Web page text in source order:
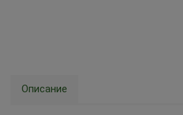
Описание